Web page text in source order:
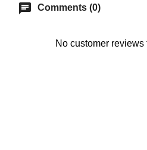
chat Comments (0)
No customer reviews